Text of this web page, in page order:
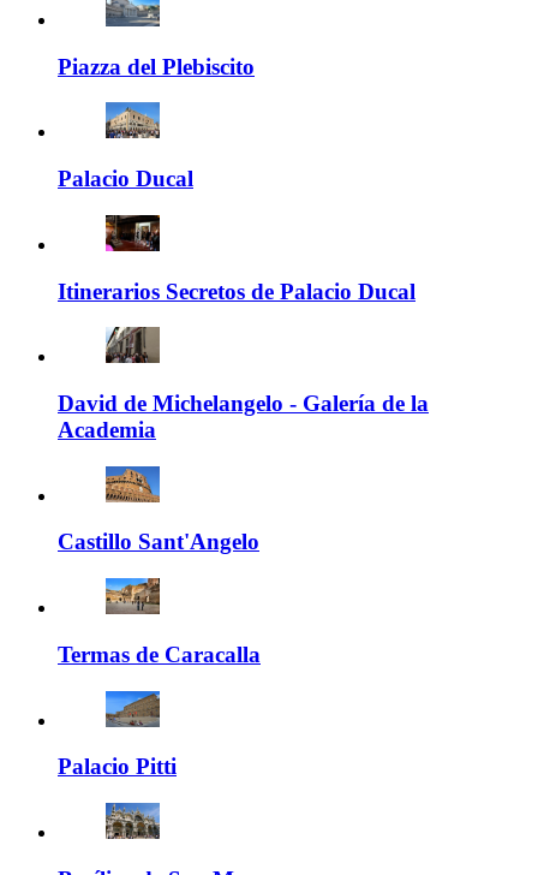
Piazza del Plebiscito
Palacio Ducal
Itinerarios Secretos de Palacio Ducal
David de Michelangelo - Galería de la
Academia
Castillo Sant'Angelo
Termas de Caracalla
Palacio Pitti